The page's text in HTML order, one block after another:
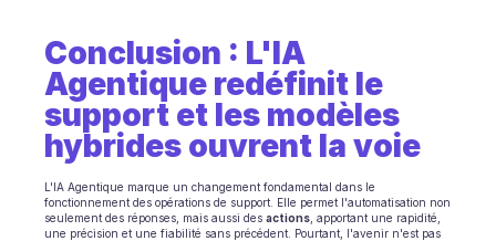
Conclusion : L'IA
Agentique redéfinit le
support et les modèles
hybrides ouvrent la voie
L'IA Agentique marque un changement fondamental dans le
fonctionnement des opérations de support. Elle permet l'automatisation non
seulement des réponses, mais aussi des actions , apportant une rapidité,
une précision et une fiabilité sans précédent. Pourtant, l'avenir n'est pas